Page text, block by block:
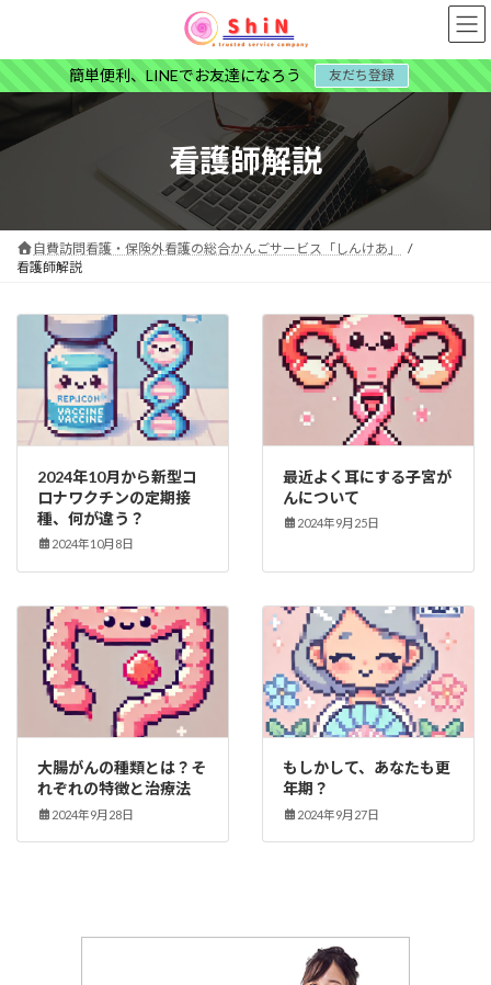
ツ
ス
シ
ン
簡単便利、LINEでお友達になろう 友だち登録
看護師解説
自費訪問看護・保険外看護の総合かんごサービス「しんけあ」
看護師解説
2024年10月から新型コ
ロナワクチンの定期接
種、何が違う？
2024年10月8日
最近よく耳にする子宮が
んについて
2024年9月25日
大腸がんの種類とは？そ
れぞれの特徴と治療法
2024年9月28日
もしかして、あなたも更
年期？
2024年9月27日